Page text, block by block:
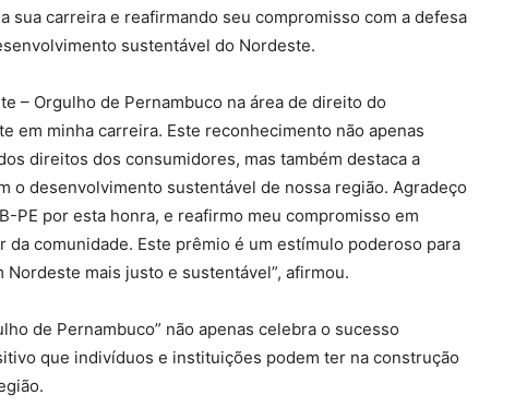
sua carreira e reafirmando seu compromisso com a defesa
sustentável do Nordeste.
– Orgulho de Pernambuco na área de direito do
em minha carreira. Este reconhecimento não apenas
direitos dos consumidores, mas também destaca a
o desenvolvimento sustentável de nossa região. Agradeço
PE por esta honra, e reafirmo meu compromisso em
comunidade. Este prêmio é um estímulo poderoso para
mais justo e sustentável”, afirmou.
de Pernambuco” não apenas celebra o sucesso
que indivíduos e instituições podem ter na construção